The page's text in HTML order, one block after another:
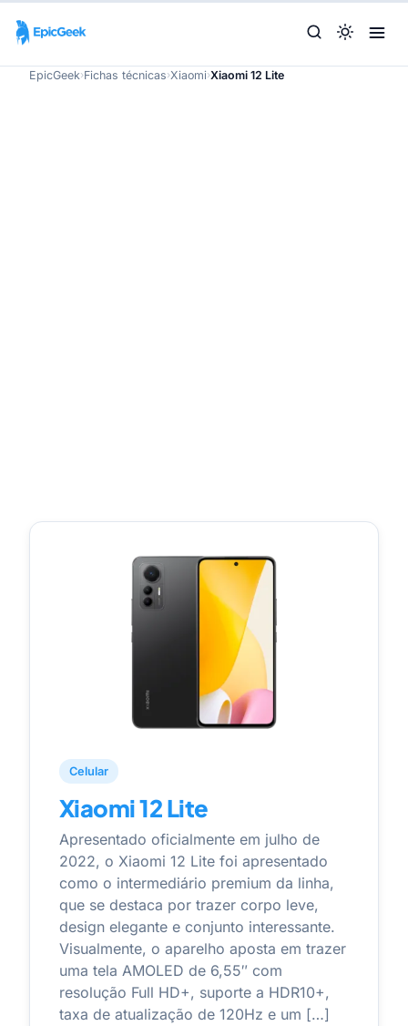
EpicGeek›Fichas técnicas›Xiaomi›Xiaomi 12 Lite
Celular
Xiaomi 12 Lite
Apresentado oficialmente em julho de
2022, o Xiaomi 12 Lite foi apresentado
como o intermediário premium da linha,
que se destaca por trazer corpo leve,
design elegante e conjunto interessante.
Visualmente, o aparelho aposta em trazer
uma tela AMOLED de 6,55″ com
resolução Full HD+, suporte a HDR10+,
taxa de atualização de 120Hz e um […]